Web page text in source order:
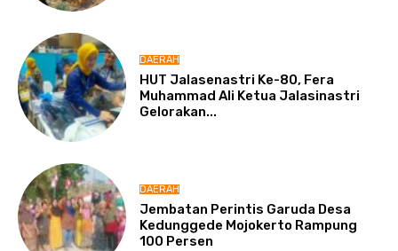
DAERAH
HUT Jalasenastri Ke-80, Fera
Muhammad Ali Ketua Jalasinastri
Gelorakan...
DAERAH
Jembatan Perintis Garuda Desa
Kedunggede Mojokerto Rampung
100 Persen